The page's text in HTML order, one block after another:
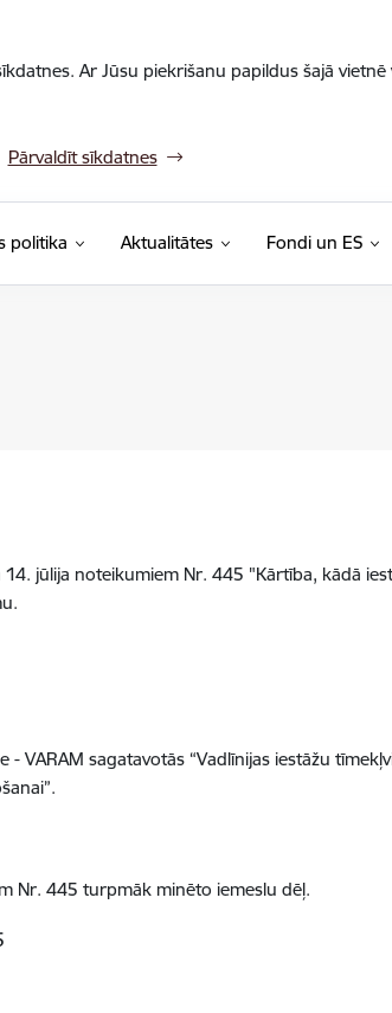
Ar Jūsu piekrišanu papildus šajā
Pārvaldīt sīkdatnes
politika Aktualitātes Fondi un ES
jūlija noteikumiem Nr. 445 "Kārtība, kādā
VARAM sagatavotās “Vadlīnijas iestāžu
Nr. 445 turpmāk minēto iemeslu dēļ.